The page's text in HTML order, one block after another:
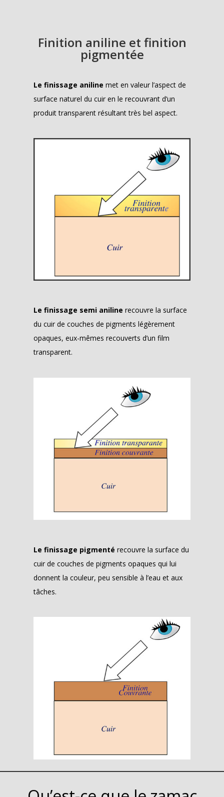
Finition aniline et finition
pigmentée
Le finissage aniline met en valeur l’aspect de
surface naturel du cuir en le recouvrant d’un
produit transparent résultant très bel aspect.
Le finissage semi aniline recouvre la surface
du cuir de couches de pigments légèrement
opaques, eux-mêmes recouverts d’un film
transparent.
Le finissage pigmenté recouvre la surface du
cuir de couches de pigments opaques qui lui
donnent la couleur, peu sensible à l’eau et aux
tâches.